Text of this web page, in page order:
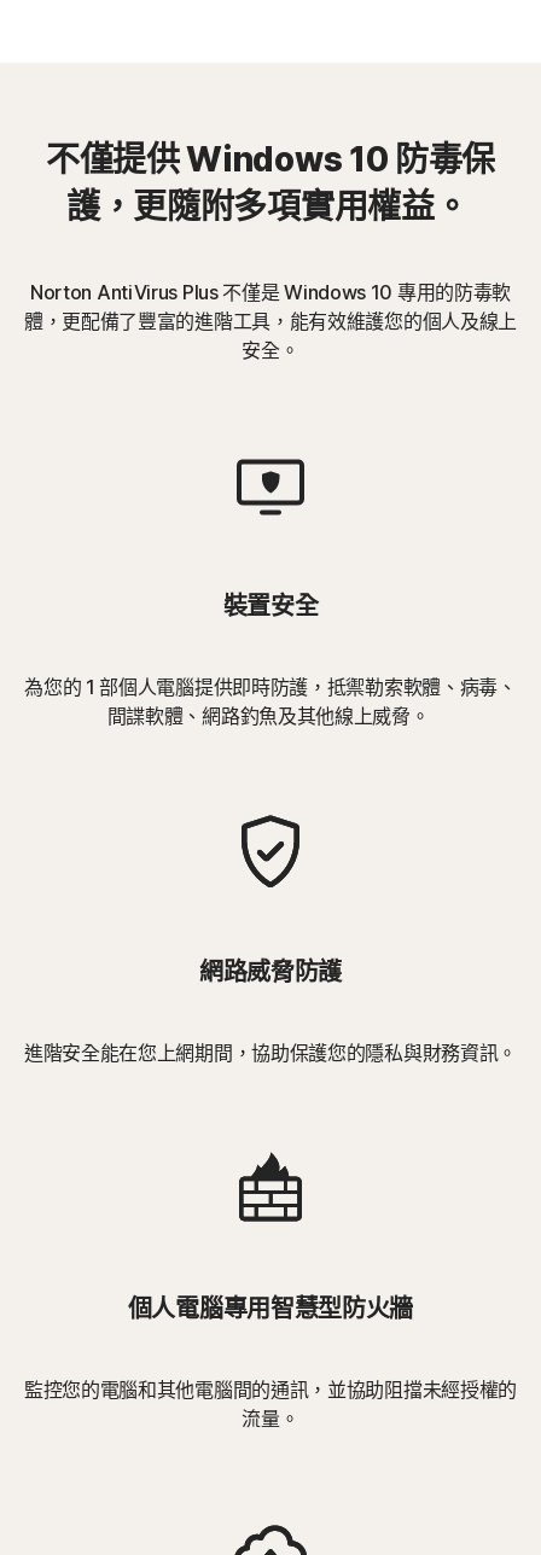
不僅提供 Windows 10 防毒保
護，更隨附多項實用權益。
Norton AntiVirus Plus 不僅是 Windows 10 專用的防毒軟
體，更配備了豐富的進階工具，能有效維護您的個人及線上
安全。
裝置安全
為您的 1 部個人電腦提供即時防護，抵禦勒索軟體、病毒、
間諜軟體、網路釣魚及其他線上威脅。
網路威脅防護
進階安全能在您上網期間，協助保護您的隱私與財務資訊。
個人電腦專用智慧型防火牆
監控您的電腦和其他電腦間的通訊，並協助阻擋未經授權的
流量。